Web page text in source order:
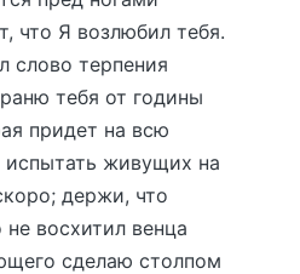
что Я возлюбил тебя.
слово терпения
тебя от годины
придет на всю
испытать живущих на
держи, что
восхитил венца
сделаю столпом